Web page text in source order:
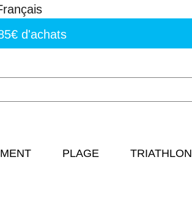
d'achats
PLAGE TRIATHLON